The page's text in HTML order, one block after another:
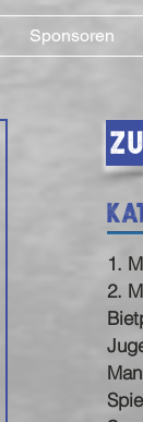
Sponsoren
1.
2.